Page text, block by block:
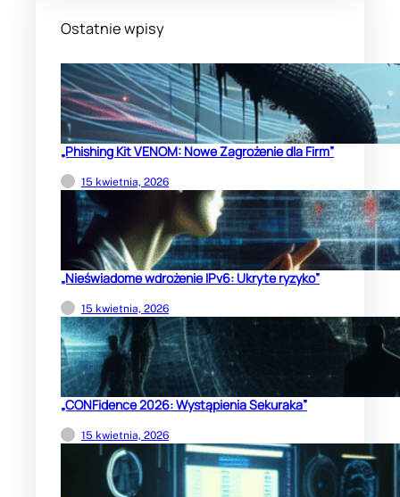
Ostatnie wpisy
„Phishing Kit VENOM: Nowe Zagrożenie dla Firm”
15 kwietnia, 2026
„Nieświadome wdrożenie IPv6: Ukryte ryzyko”
15 kwietnia, 2026
„CONFidence 2026: Wystąpienia Sekuraka”
15 kwietnia, 2026